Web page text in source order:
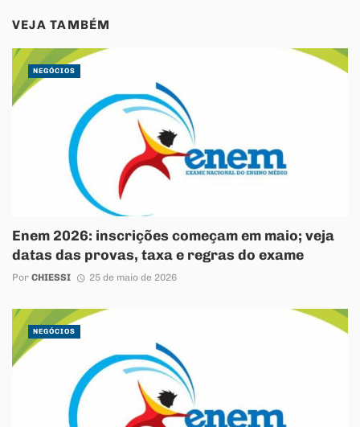
VEJA TAMBÉM
Enem 2026: inscrições começam em maio; veja
datas das provas, taxa e regras do exame
Por CHIESSI 25 de maio de 2026
NEGÓCIOS
NEGÓCIOS